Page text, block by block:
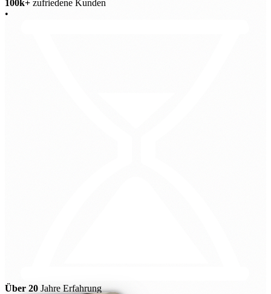
100k+ zufriedene Kunden
•
Über 20 Jahre Erfahrung